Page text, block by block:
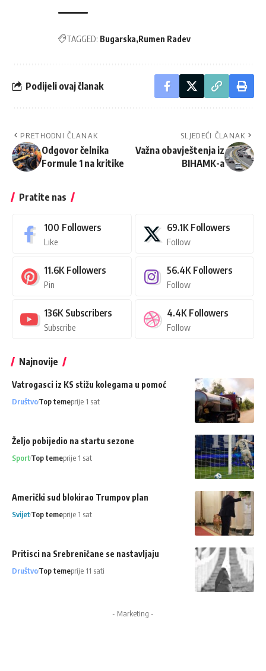
TAGGED: Bugarska Rumen Radev
Podijeli ovaj članak
PRETHODNI ČLANAK
Odgovor čelnika
Formule 1 na kritike
SLJEDEĆI ČLANAK
Važna obavještenja iz
BIHAMK-a
Pratite nas
100 Followers
Like
69.1K Followers
Follow
11.6K Followers
Pin
56.4K Followers
Follow
136K Subscribers
Subscribe
4.4K Followers
Follow
Najnovije
Vatrogasci iz KS stižu kolegama u pomoć
DruštvoTop temeprije 1 sat
Željo pobijedio na startu sezone
SportTop temeprije 1 sat
Američki sud blokirao Trumpov plan
SvijetTop temeprije 1 sat
Pritisci na Srebreničane se nastavljaju
DruštvoTop temeprije 11 sati
- Marketing -